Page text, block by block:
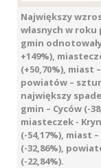
Największy
własnych w
gmin
+149%),
(+50,70%), miast
powiatów –
największy
gmin – Cyców (-
miasteczek -
(-54,17%), miast
(-32,86%),
(-22,84%).